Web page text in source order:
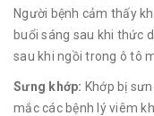
Người bệnh cảm thấy
buổi sáng sau khi thức
sau khi ngồi trong ô tô
Sưng khớp: Khớp bị
mắc các bệnh lý viêm